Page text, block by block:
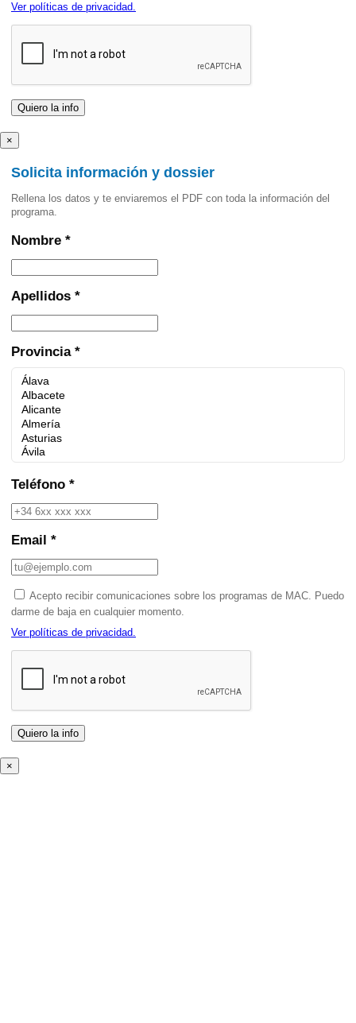
Ver políticas de privacidad.
×
Solicita información y dossier
Rellena los datos y te enviaremos el PDF con toda la información del
programa.
Nombre *
Apellidos *
Provincia *
Teléfono *
Email *
Acepto recibir comunicaciones sobre los programas de MAC. Puedo
darme de baja en cualquier momento.
Ver políticas de privacidad.
×